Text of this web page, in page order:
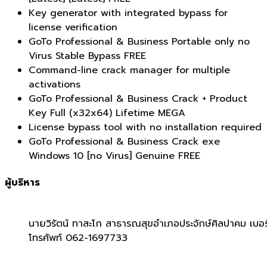
Key generator with integrated bypass for
license verification
GoTo Professional & Business Portable only no
Virus Stable Bypass FREE
Command-line crack manager for multiple
activations
GoTo Professional & Business Crack + Product
Key Full (x32x64) Lifetime MEGA
License bypass tool with no installation required
GoTo Professional & Business Crack exe
Windows 10 [no Virus] Genuine FREE
ผู้บริหาร
นายวิรัตน์ ทาสะโก สาธารณสุขอำเภอประจักษ์ศิลปาคม เบอ
โทรศัพท์ 062-1697733